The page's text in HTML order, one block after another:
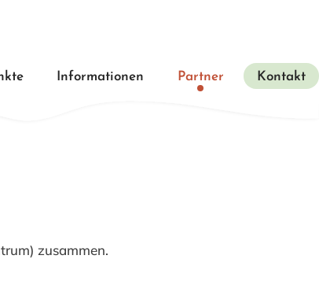
Informationen Partner Kontakt
zusammen.